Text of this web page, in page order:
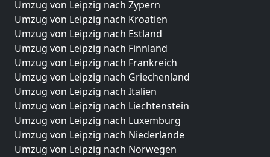
Umzug von Leipzig nach Zypern
Umzug von Leipzig nach Kroatien
Umzug von Leipzig nach Estland
Umzug von Leipzig nach Finnland
Umzug von Leipzig nach Frankreich
Umzug von Leipzig nach Griechenland
Umzug von Leipzig nach Italien
Umzug von Leipzig nach Liechtenstein
Umzug von Leipzig nach Luxemburg
Umzug von Leipzig nach Niederlande
Umzug von Leipzig nach Norwegen